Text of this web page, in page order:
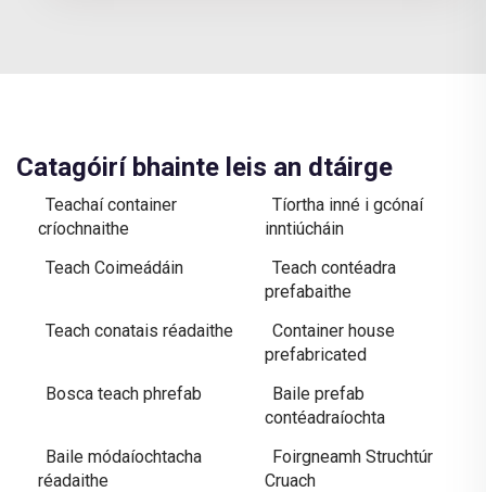
Catagóirí bhainte leis an dtáirge
Teachaí container
críochnaithe
Tíortha inné i gcónaí
inntiúcháin
Teach Coimeádáin
Teach contéadra
prefabaithe
Teach conatais réadaithe
Container house
prefabricated
Bosca teach phrefab
Baile prefab
contéadraíochta
Baile módaíochtacha
réadaithe
Foirgneamh Struchtúr
Cruach